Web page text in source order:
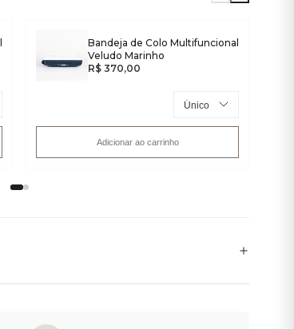
Bandeja de Colo Multifuncional
Veludo Marinho
R$ 370,00
Adicionar ao carrinho